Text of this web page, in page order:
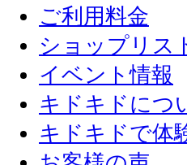
ご利用料金
ショップリス
イベント情報
キドキドにつ
キドキドで体